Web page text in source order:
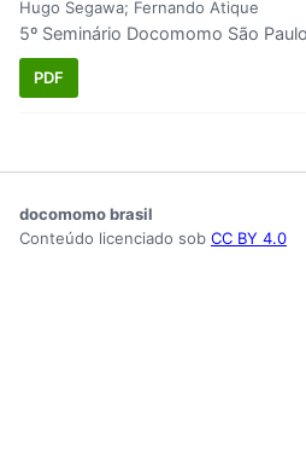
Hugo Segawa; Fernando Atique
5º Seminário Docomomo São
PDF
docomomo brasil
Conteúdo licenciado sob CC BY 4.0